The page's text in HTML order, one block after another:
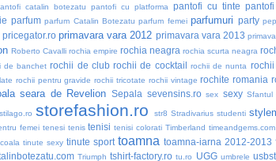
catalin botezatu pantofi cu platforma pantofi cu tinte
parfum parfum Catalin Botezatu parfum femei parfumuri party
pricegator.ro primavara vara 2012 primavara vara 2013
Roberto Cavalli rochia empire rochia neagra rochia scurta neagra
de banchet rochii de club rochii de cocktail rochii de nunta
rochii pentru gravide rochii tricotate rochii vintage rochite romania
seara de Revelion Sepala sevensins.ro sex sexy Sfantul
stilago.ro storefashion.ro str8 Stradivarius studenti
femei tenesi tenis tenisi tenisi colorati Timberland timeandgems.com
tinute sexy tinute sport toamna toamna-iarna 2012-2013
Triumph tshirt-factory.ro tu.ro UGG umbrele